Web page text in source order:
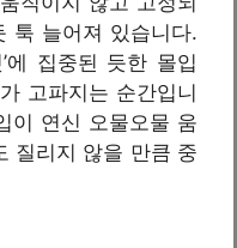
툭 늘어져 있습니다.
에 집중된 듯한 몰입
고파지는 순간입니
이 연신 오물오물 움
질리지 않을 만큼 중